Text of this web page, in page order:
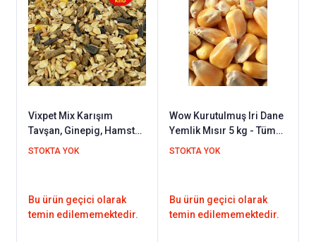
Vixpet Mix Karışım
Tavşan, Ginepig, Hamster
Kemirgen Yemi 5 kg
STOKTA YOK
Bu ürün geçici olarak
temin edilememektedir.
Wow Kurutulmuş Iri Dane
Yemlik Mısır 5 kg - Tüm
Kemirgenler ve Kanatlı
STOKTA YOK
Bu ürün geçici olarak
temin edilememektedir.